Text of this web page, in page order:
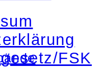
FSK